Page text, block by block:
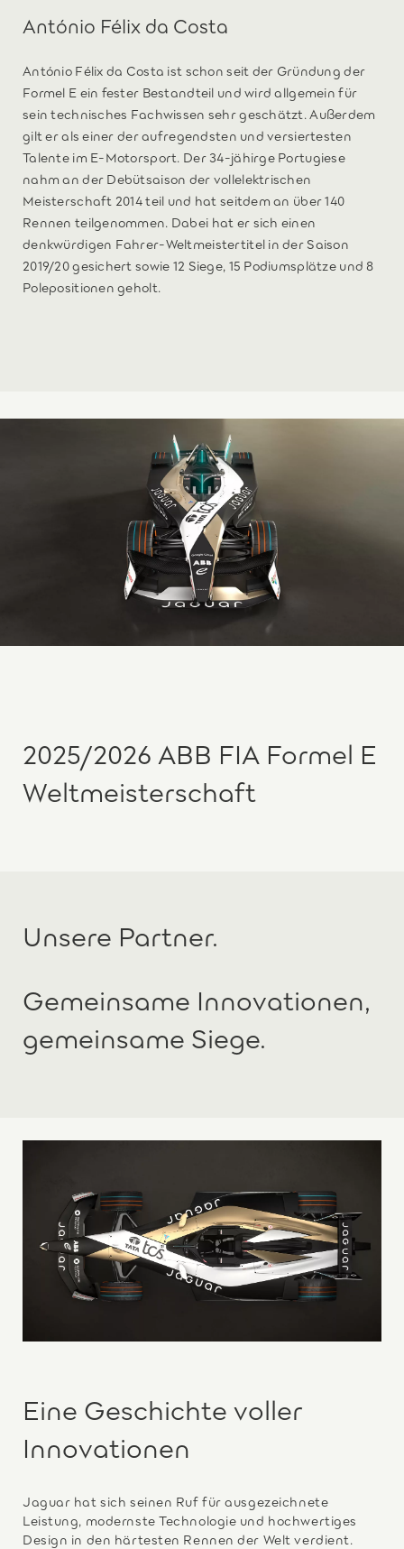
António Félix da Costa
António Félix da Costa ist schon seit der Gründung der
Formel E ein fester Bestandteil und wird allgemein für
sein technisches Fachwissen sehr geschätzt. Außerdem
gilt er als einer der aufregendsten und versiertesten
Talente im E-Motorsport. Der 34-jähirge Portugiese
nahm an der Debütsaison der vollelektrischen
Meisterschaft 2014 teil und hat seitdem an über 140
Rennen teilgenommen. Dabei hat er sich einen
denkwürdigen Fahrer-Weltmeistertitel in der Saison
2019/20 gesichert sowie 12 Siege, 15 Podiumsplätze und 8
Polepositionen geholt.
2025/2026 ABB FIA Formel E
Weltmeisterschaft
Unsere Partner.
Gemeinsame Innovationen,
gemeinsame Siege.
Eine Geschichte voller
Innovationen
Jaguar hat sich seinen Ruf für ausgezeichnete
Leistung, modernste Technologie und hochwertiges
Design in den härtesten Rennen der Welt verdient.